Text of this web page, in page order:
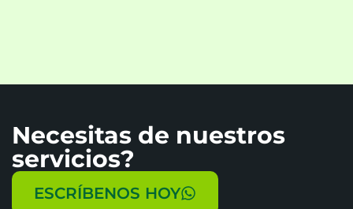
Necesitas de nuestros
servicios?
ESCRÍBENOS HOY